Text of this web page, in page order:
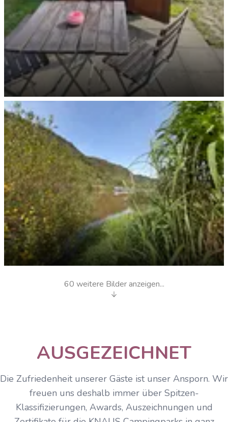
Campingfass mit Ausblick
Schiffe gucken & relaxen
60 weitere Bilder anzeigen...
AUSGEZEICHNET
Die Zufriedenheit unserer Gäste ist unser Ansporn. Wir
freuen uns deshalb immer über Spitzen-
Klassifizierungen, Awards, Auszeichnungen und